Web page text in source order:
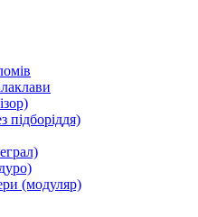
підборіддя)
(модуляр)